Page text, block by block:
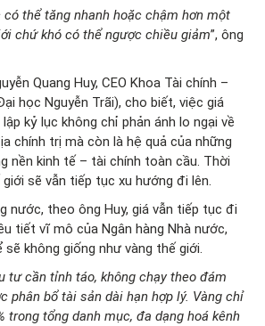
có thể tăng nhanh hoặc chậm hơn một
chứ khó có thể ngược chiều giảm”, ông
Quang Huy, CEO Khoa Tài chính –
học Nguyễn Trãi), cho biết, việc giá
kỷ lục không chỉ phản ánh lo ngại về
chính trị mà còn là hệ quả của những
nền kinh tế – tài chính toàn cầu. Thời
sẽ vẫn tiếp tục xu hướng đi lên.
nước, theo ông Huy, giá vẫn tiếp tục đi
tiết vĩ mô của Ngân hàng Nhà nước,
không giống như vàng thế giới.
tư cần tỉnh táo, không chạy theo đám
phân bổ tài sản dài hạn hợp lý. Vàng chỉ
trong tổng danh mục, đa dạng hoá kênh